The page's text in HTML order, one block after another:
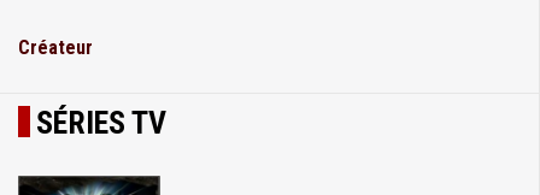
Créateur
SÉRIES TV